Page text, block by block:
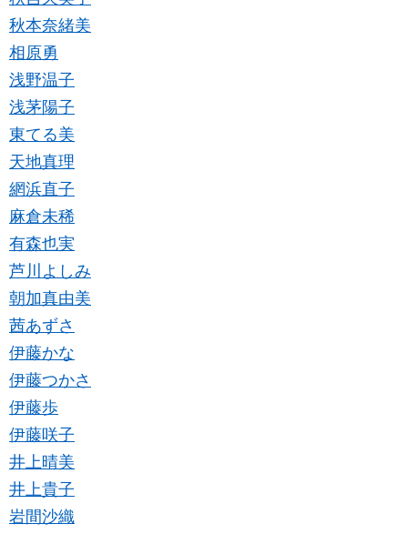
秋本奈緒美
相原勇
浅野温子
浅茅陽子
東てる美
天地真理
網浜直子
麻倉未稀
有森也実
芦川よしみ
朝加真由美
茜あずさ
伊藤かな
伊藤つかさ
伊藤歩
伊藤咲子
井上晴美
井上貴子
岩間沙織